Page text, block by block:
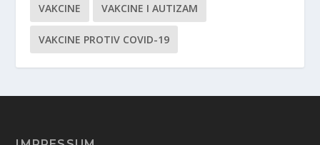
VAKCINE VAKCINE I AUTIZAM
VAKCINE PROTIV COVID-19